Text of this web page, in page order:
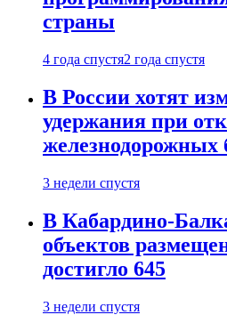
страны
4 года спустя2 года спустя
В России хотят
удержания при
железнодорожных
3 недели спустя
В Кабардино-
объектов
достигло 645
3 недели спустя